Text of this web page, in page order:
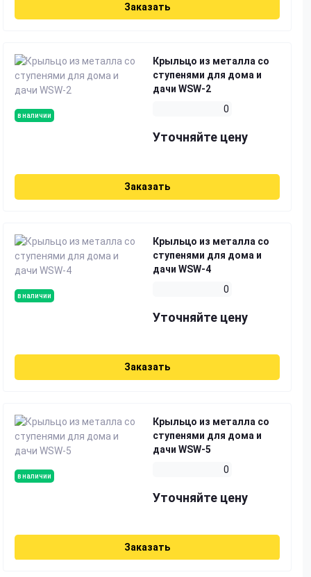
Заказать
в наличии
Крыльцо из металла со
ступенями для дома и
дачи WSW-2
0
Уточняйте цену
Заказать
в наличии
Крыльцо из металла со
ступенями для дома и
дачи WSW-4
0
Уточняйте цену
Заказать
в наличии
Крыльцо из металла со
ступенями для дома и
дачи WSW-5
0
Уточняйте цену
Заказать